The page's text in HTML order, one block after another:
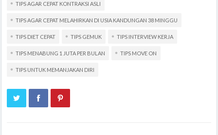
TIPS AGAR CEPAT KONTRAKSI ASLI
TIPS AGAR CEPAT MELAHIRKAN DI USIA KANDUNGAN 38 MINGGU
TIPS DIET CEPAT TIPS GEMUK TIPS INTERVIEW KERJA
TIPS MENABUNG 1 JUTA PER BULAN TIPS MOVE ON
TIPS UNTUK MEMANJAKAN DIRI